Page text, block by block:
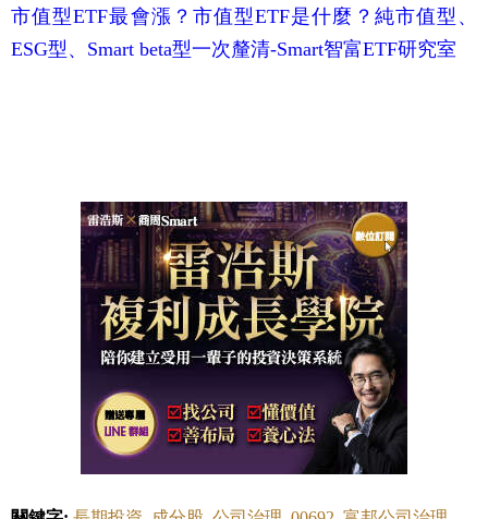
市值型ETF最會漲？市值型ETF是什麼？純市值型、
ESG型、Smart beta型一次釐清-Smart智富ETF研究室